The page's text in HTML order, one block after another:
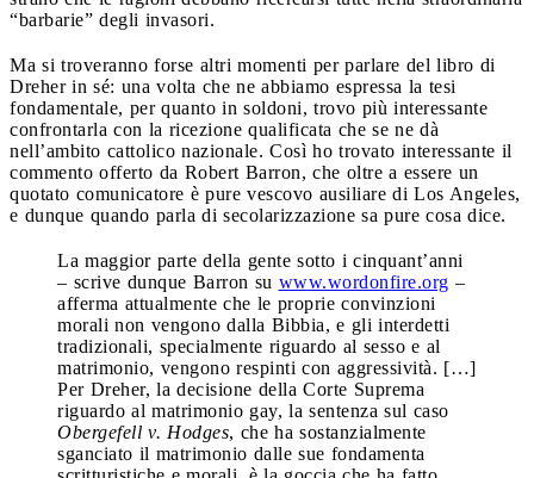
“barbarie” degli invasori.
Ma si troveranno forse altri momenti per parlare del libro di
Dreher in sé: una volta che ne abbiamo espressa la tesi
fondamentale, per quanto in soldoni, trovo più interessante
confrontarla con la ricezione qualificata che se ne dà
nell’ambito cattolico nazionale. Così ho trovato interessante il
commento offerto da Robert Barron, che oltre a essere un
quotato comunicatore è pure vescovo ausiliare di Los Angeles,
e dunque quando parla di secolarizzazione sa pure cosa dice.
La maggior parte della gente sotto i cinquant’anni
– scrive dunque Barron su www.wordonfire.org –
afferma attualmente che le proprie convinzioni
morali non vengono dalla Bibbia, e gli interdetti
tradizionali, specialmente riguardo al sesso e al
matrimonio, vengono respinti con aggressività. […]
Per Dreher, la decisione della Corte Suprema
riguardo al matrimonio gay, la sentenza sul caso
Obergefell v. Hodges, che ha sostanzialmente
sganciato il matrimonio dalle sue fondamenta